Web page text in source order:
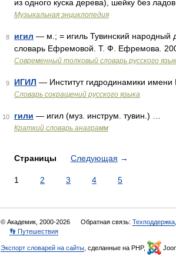
из одного куска дерева), шейку без
Музыкальная энциклопедия
8 игил — м.; = игиль Тувинский народный
словарь Ефремовой. Т. Ф. Ефремова.
Современный толковый словарь русского
9 ИГИЛ — Институт гидродинамики имени
Словарь сокращений русского языка
10 гили — игил (муз. инструм. тувин.) …
Краткий словарь анаграмм
Страницы Следующая →
1 2 3 4 5
© Академик, 2000-2026 Обратная связь: Техподдержка
👣 Путешествия
Экспорт словарей на сайты , сделанные на PHP,